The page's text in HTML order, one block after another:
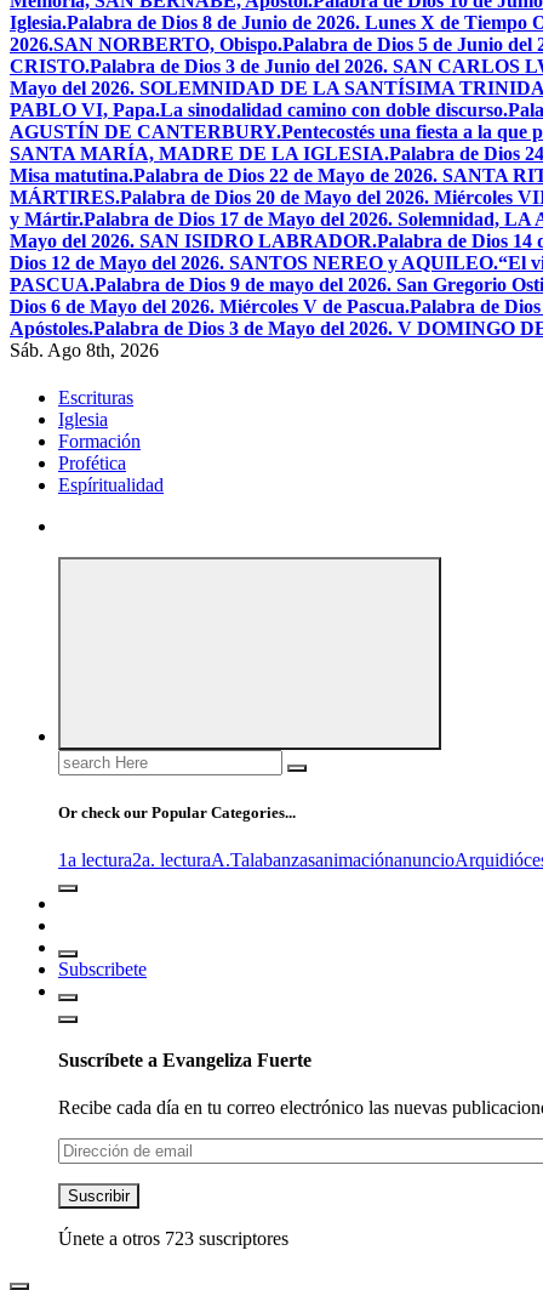
Iglesia.Palabra de Dios 8 de Junio de 2026. Lunes X de Tiempo
2026.SAN NORBERTO, Obispo.Palabra de Dios 5 de Junio
CRISTO.Palabra de Dios 3 de Junio del 2026. SAN CARLOS
Mayo del 2026. SOLEMNIDAD DE LA SANTÍSIMA
PABLO VI, Papa.La sinodalidad camino con doble discurso.
AGUSTÍN DE CANTERBURY.Pentecostés una fiesta a la que
SANTA MARÍA, MADRE DE LA IGLESIA.Palabra de Dios
Misa matutina.Palabra de Dios 22 de Mayo de 2026. SANTA
MÁRTIRES.Palabra de Dios 20 de Mayo del 2026. Miércoles
y Mártir.Palabra de Dios 17 de Mayo del 2026. Solemnidad,
Mayo del 2026. SAN ISIDRO LABRADOR.Palabra de Dios 14
Dios 12 de Mayo del 2026. SANTOS NEREO y AQUILEO.“El
PASCUA.Palabra de Dios 9 de mayo del 2026. San Gregorio
Dios 6 de Mayo del 2026. Miércoles V de Pascua.Palabra de
Apóstoles.Palabra de Dios 3 de Mayo del 2026. V DOMINGO
Sáb. Ago 8th, 2026
Escrituras
Iglesia
Formación
Profética
Espíritualidad
Search
for:
Or check our Popular Categories...
1a lectura2a. lecturaA.Talabanzasanimaciónanuncio
Subscribete
Suscríbete a Evangeliza Fuerte
Recibe cada día en tu correo electrónico las nuevas
Dirección
de
email
Suscribir
Únete a otros 723 suscriptores